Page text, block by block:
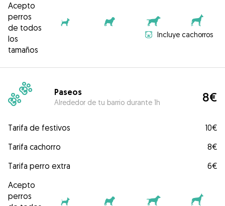
Acepto
perros
de todos
los
tamaños
Incluye cachorros
Paseos
Alrededor de tu barrio durante 1h 8€
Tarifa de festivos
10€
Tarifa cachorro
8€
Tarifa perro extra
6€
Acepto
perros